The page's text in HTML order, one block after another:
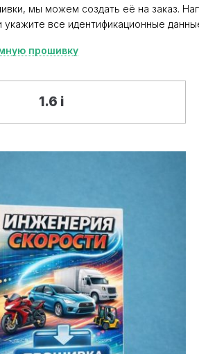
мы можем создать её на заказ.
укажите все идентификационные
прошивку
1.6 i